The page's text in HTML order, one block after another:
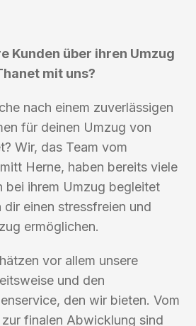
Kunden über ihren Umzug
mit uns?
nach einem zuverlässigen
für deinen Umzug von
Wir, das Team vom
Herne, haben bereits viele
bei ihrem Umzug begleitet
einen stressfreien und
ermöglichen.
vor allem unsere
und den
den wir bieten. Vom
finalen Abwicklung sind